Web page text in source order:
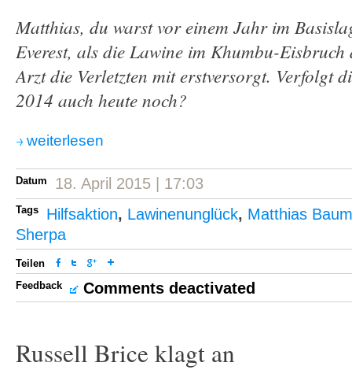
Matthias, du warst vor einem Jahr im
Everest, als die Lawine im Khumbu-
Arzt die Verletzten mit erstversorgt. Verfolgt
2014 auch heute noch?
weiterlesen
Datum 18. April 2015 | 17:03
Tags Hilfsaktion, Lawinenunglück, Matthias
Sherpa
Teilen
Feedback
Comments deactivated
Russell Brice klagt an